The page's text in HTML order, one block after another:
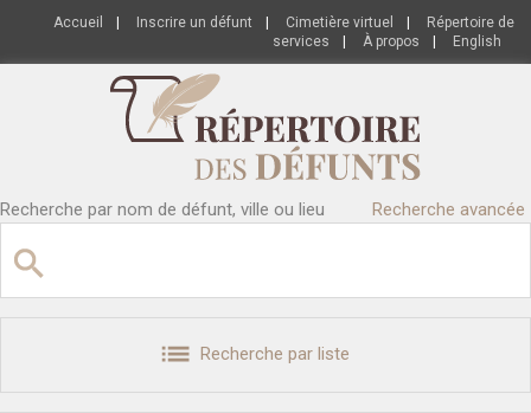
Accueil Inscrire un défunt Cimetière virtuel
Répertoire de
services
À propos English
Recherche par nom de défunt, ville ou lieu Recherche avancée
Recherche par liste